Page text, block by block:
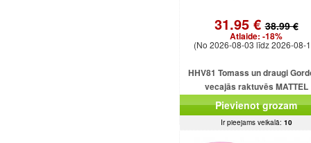
31.95 €38.99 €
Atlaide: -18%
(No 2026-08-03 līdz 2026-08-
HHV81 Tomass un draugi
vecajās raktuvēs MATTEL
Pievienot grozam
Ir pieejams veikalā: 10